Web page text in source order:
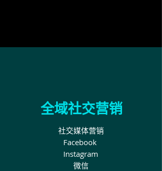
全域社交营销
社交媒体营销
Facebook
Instagram
微信